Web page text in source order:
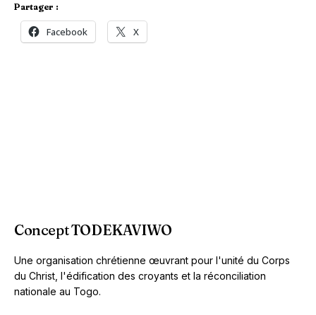
Partager :
Facebook X
Concept TODEKAVIWO
Une organisation chrétienne œuvrant pour l'unité du Corps
du Christ, l'édification des croyants et la réconciliation
nationale au Togo.